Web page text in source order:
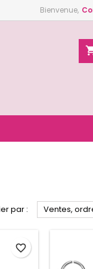
Bienvenue,
par : Ventes,
favorite_border